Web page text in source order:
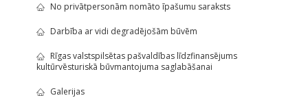
No privātpersonām nomāto īpašumu saraksts
Darbība ar vidi degradējošām būvēm
Rīgas valstspilsētas pašvaldības līdzfinansējums
kultūrvēsturiskā būvmantojuma saglabāšanai
Galerijas